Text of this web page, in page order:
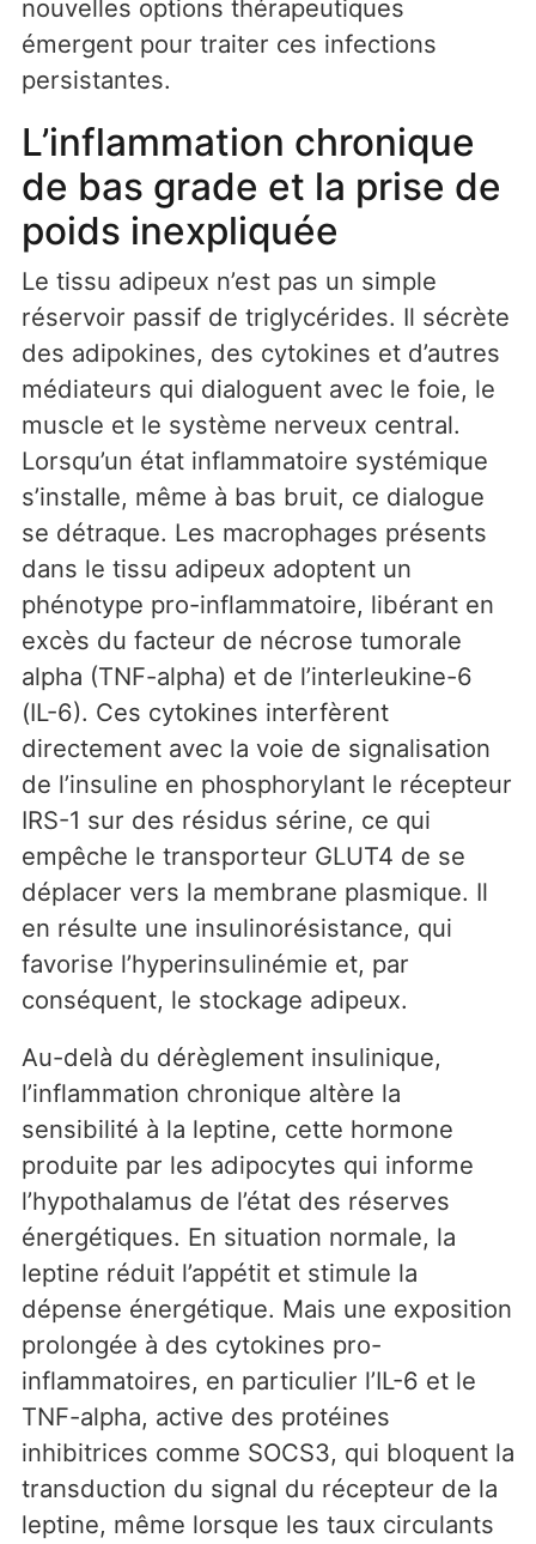
nouvelles options thérapeutiques
émergent pour traiter ces infections
persistantes.
L’inflammation chronique
de bas grade et la prise de
poids inexpliquée
Le tissu adipeux n’est pas un simple
réservoir passif de triglycérides. Il sécrète
des adipokines, des cytokines et d’autres
médiateurs qui dialoguent avec le foie, le
muscle et le système nerveux central.
Lorsqu’un état inflammatoire systémique
s’installe, même à bas bruit, ce dialogue
se détraque. Les macrophages présents
dans le tissu adipeux adoptent un
phénotype pro-inflammatoire, libérant en
excès du facteur de nécrose tumorale
alpha (TNF-alpha) et de l’interleukine-6
(IL-6). Ces cytokines interfèrent
directement avec la voie de signalisation
de l’insuline en phosphorylant le récepteur
IRS-1 sur des résidus sérine, ce qui
empêche le transporteur GLUT4 de se
déplacer vers la membrane plasmique. Il
en résulte une insulinorésistance, qui
favorise l’hyperinsulinémie et, par
conséquent, le stockage adipeux.
Au-delà du dérèglement insulinique,
l’inflammation chronique altère la
sensibilité à la leptine, cette hormone
produite par les adipocytes qui informe
l’hypothalamus de l’état des réserves
énergétiques. En situation normale, la
leptine réduit l’appétit et stimule la
dépense énergétique. Mais une exposition
prolongée à des cytokines pro-
inflammatoires, en particulier l’IL-6 et le
TNF-alpha, active des protéines
inhibitrices comme SOCS3, qui bloquent la
transduction du signal du récepteur de la
leptine, même lorsque les taux circulants